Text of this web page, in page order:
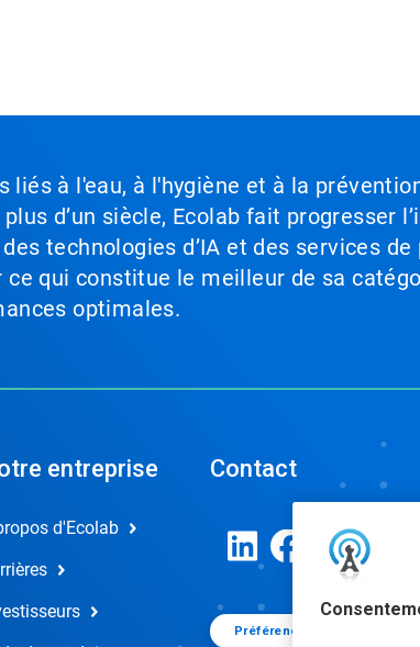
à l'eau, à l'hygiène et à la
d’un siècle, Ecolab fait progresser
technologies d’IA et des services
qui constitue le meilleur de sa
optimales.
entreprise
d'Ecolab
Contact
Préférences de cookies